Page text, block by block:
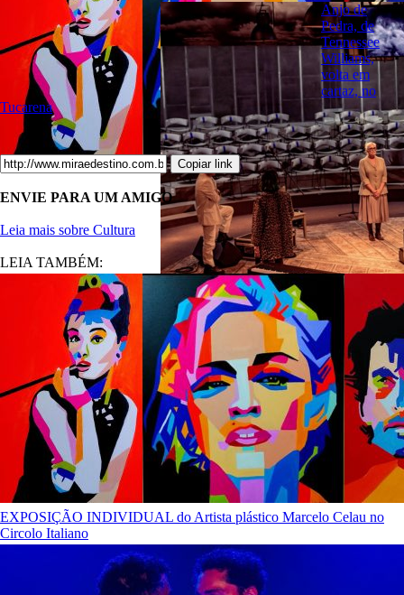
Anjo de
Pedra, de
Tennessee
Williams,
volta em
cartaz, no
Tucarena
Copiar link
ENVIE PARA UM AMIGO
Leia mais sobre Cultura
LEIA TAMBÉM:
EXPOSIÇÃO INDIVIDUAL do Artista plástico Marcelo Celau no
Circolo Italiano